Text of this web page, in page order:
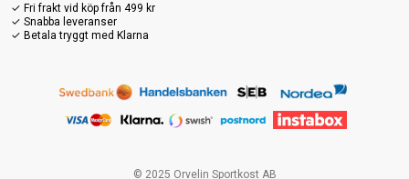
✓ Fri frakt vid köp från 499 kr
✓ Snabba leveranser
✓ Betala tryggt med Klarna
© 2025 Orvelin Sportkost AB